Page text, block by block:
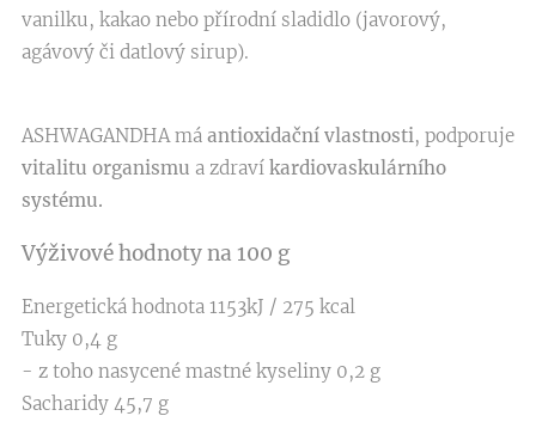
vanilku, kakao nebo přírodní sladidlo (javorový,
agávový či datlový sirup).
ASHWAGANDHA má antioxidační vlastnosti, podporuje
vitalitu organismu a zdraví kardiovaskulárního
systému.
Výživové hodnoty na 100 g
Energetická hodnota 1153kJ / 275 kcal
Tuky 0,4 g
- z toho nasycené mastné kyseliny 0,2 g
Sacharidy 45,7 g